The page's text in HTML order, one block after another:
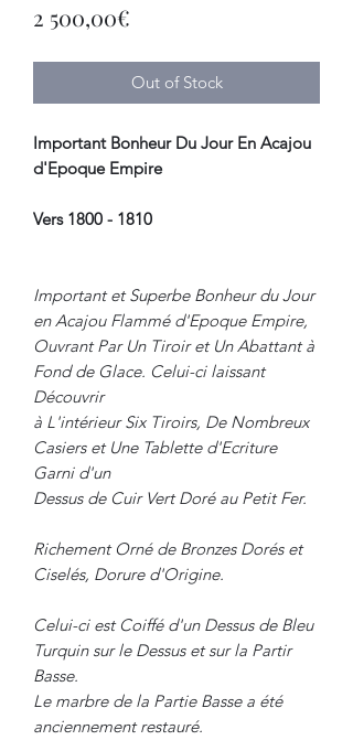
2 500,00€
Out of Stock
Important Bonheur Du Jour En Acajou
d'Epoque Empire
Vers 1800 - 1810
Important et Superbe Bonheur du Jour
en Acajou Flammé d'Epoque Empire,
Ouvrant Par Un Tiroir et Un Abattant à
Fond de Glace. Celui-ci laissant
Découvrir
à L'intérieur Six Tiroirs, De Nombreux
Casiers et Une Tablette d'Ecriture
Garni d'un
Dessus de Cuir Vert Doré au Petit Fer.
Richement Orné de Bronzes Dorés et
Ciselés, Dorure d'Origine.
Celui-ci est Coiffé d'un Dessus de Bleu
Turquin sur le Dessus et sur la Partir
Basse.
Le marbre de la Partie Basse a été
anciennement restauré.